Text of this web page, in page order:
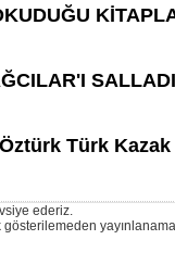
SALLADI
Türk Kazak
ederiz.
gösterilemeden